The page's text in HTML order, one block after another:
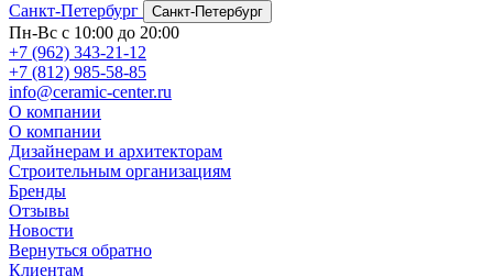
Санкт-Петербург
Санкт-Петербург
Пн-Вс с 10:00 до 20:00
+7 (962) 343-21-12
+7 (812) 985-58-85
info@ceramic-center.ru
О компании
О компании
Дизайнерам и архитекторам
Строительным организациям
Бренды
Отзывы
Новости
Вернуться обратно
Клиентам